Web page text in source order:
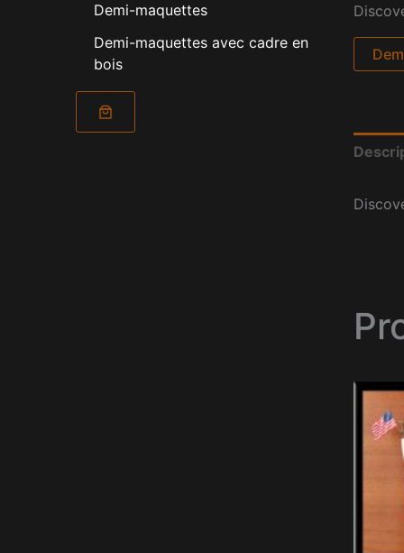
Demi-maquettes
Demi-maquettes avec cadre en
bois